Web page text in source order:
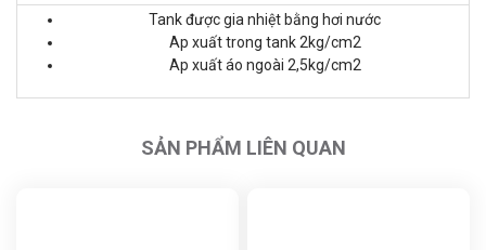
Tank được gia nhiệt bằng hơi nước
Ap xuất trong tank 2kg/cm2
Ap xuất áo ngoài 2,5kg/cm2
SẢN PHẨM LIÊN QUAN